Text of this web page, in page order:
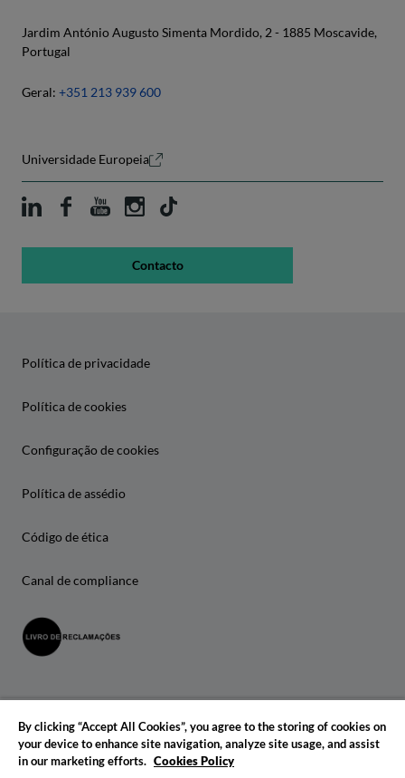
Jardim António Augusto Simenta Mordido, 2 - 1885 Moscavide,
Portugal
Geral: +351 213 939 600
Universidade Europeia
Contacto
Política de privacidade
Política de cookies
Configuração de cookies
Política de assédio
Código de ética
Canal de compliance
By clicking “Accept All Cookies”, you agree to the storing of cookies on
your device to enhance site navigation, analyze site usage, and assist
in our marketing efforts. Cookies Policy